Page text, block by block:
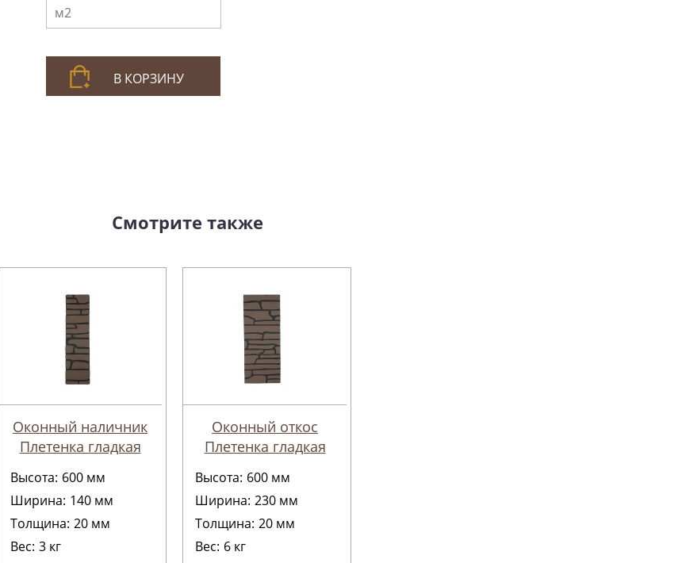
В КОРЗИНУ
Смотрите также
Оконный наличник
Плетенка гладкая
Высота: 600 мм
Ширина: 140 мм
Толщина: 20 мм
Вес: 3 кг
Оконный откос
Плетенка гладкая
Высота: 600 мм
Ширина: 230 мм
Толщина: 20 мм
Вес: 6 кг